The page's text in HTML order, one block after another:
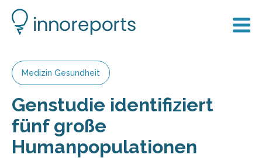
Medizin Gesundheit
Genstudie identifiziert
fünf große
Humanpopulationen